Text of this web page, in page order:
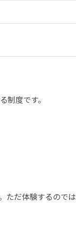
度です。
ただ体験するので